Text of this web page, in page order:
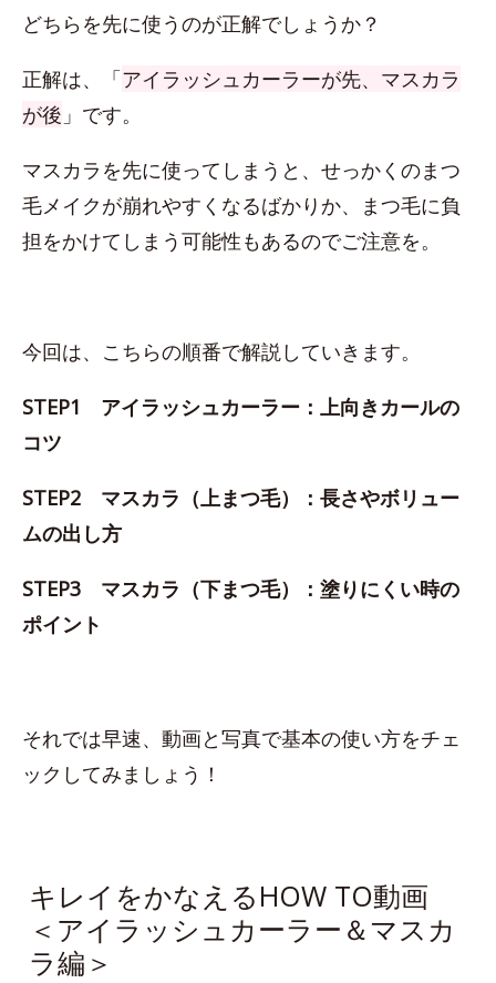
どちらを先に使うのが正解でしょうか？
正解は、「アイラッシュカーラーが先、マスカラ
が後 」です。
マスカラを先に使ってしまうと、せっかくのまつ
毛メイクが崩れやすくなるばかりか、まつ毛に負
担をかけてしまう可能性もあるのでご注意を。
今回は、こちらの順番で解説していきます。
STEP1 アイラッシュカーラー：上向きカールの
コツ
STEP2 マスカラ（上まつ毛）：長さやボリュー
ムの出し方
STEP3 マスカラ（下まつ毛）：塗りにくい時の
ポイント
それでは早速、動画と写真で基本の使い方をチェ
ックしてみましょう！
キレイをかなえるHOW TO動画
＜アイラッシュカーラー＆マスカ
ラ編＞